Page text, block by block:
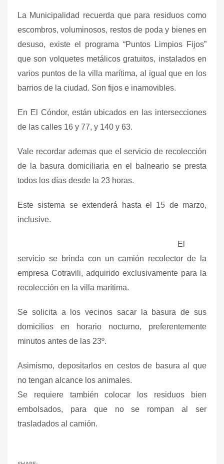
La Municipalidad recuerda que para residuos como
escombros, voluminosos, restos de poda y bienes en
desuso, existe el programa “Puntos Limpios Fijos”
que son volquetes metálicos gratuitos, instalados en
varios puntos de la villa marítima, al igual que en los
barrios de la ciudad. Son fijos e inamovibles.
En El Cóndor, están ubicados en las intersecciones
de las calles 16 y 77, y 140 y 63.
Vale recordar ademas que el servicio de recolección
de la basura domiciliaria en el balneario se presta
todos los días desde la 23 horas.
Este sistema se extenderá hasta el 15 de marzo,
inclusive.
El
servicio se brinda con un camión recolector de la
empresa Cotravili, adquirido exclusivamente para la
recolección en la villa marítima.
Se solicita a los vecinos sacar la basura de sus
domicilios en horario nocturno, preferentemente
minutos antes de las 23º.
Asimismo, depositarlos en cestos de basura al que
no tengan alcance los animales.
Se requiere también colocar los residuos bien
embolsados, para que no se rompan al ser
trasladados al camión.